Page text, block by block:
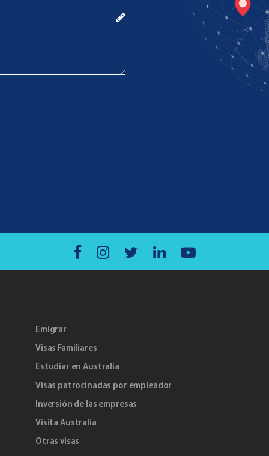
Emigrar
Visas Familiares
Estudiar en Australia
Visas patrocinadas por empleador
Inversión de las empresas
Visita Australia
Otras visas